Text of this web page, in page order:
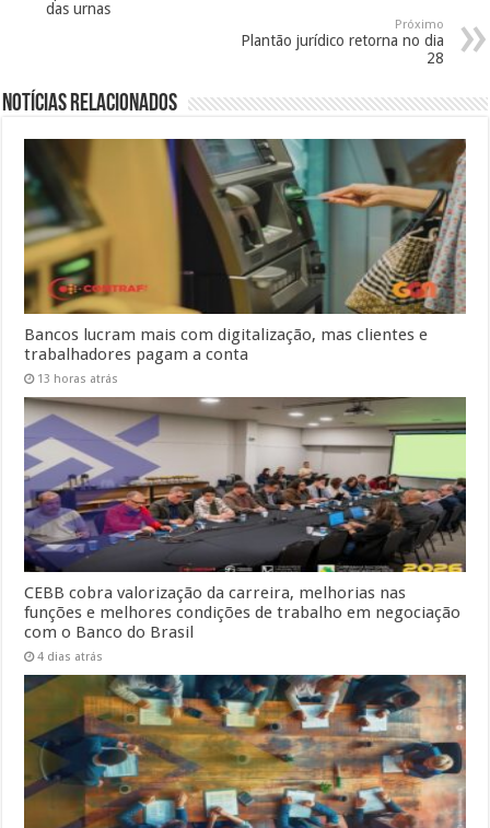
das urnas
Próximo
Plantão jurídico retorna no dia
28
Notícias Relacionados
Bancos lucram mais com digitalização, mas clientes e
trabalhadores pagam a conta
13 horas atrás
CEBB cobra valorização da carreira, melhorias nas
funções e melhores condições de trabalho em negociação
com o Banco do Brasil
4 dias atrás